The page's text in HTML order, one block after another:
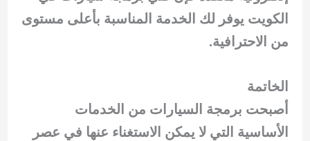
الكويت يوفر لك الخدمة المناسبة بأعلى مستوى
من الاحترافية.
الخاتمة
أصبحت برمجة السيارات من الخدمات
الأساسية التي لا يمكن الاستغناء عنها في عصر